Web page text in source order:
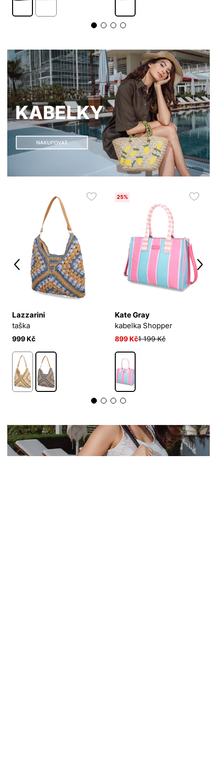
Lazzarini
taška
999 Kč
25%
Kate Gray
kabelka Shopper
899 Kč1 199 Kč